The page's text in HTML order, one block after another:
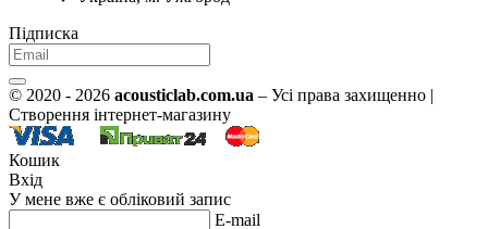
Підписка
© 2020 - 2026 acousticlab.com.ua – Усі права захищенно |
Створення інтернет-магазину
Кошик
Вхід
У мене вже є обліковий запис
E-mail